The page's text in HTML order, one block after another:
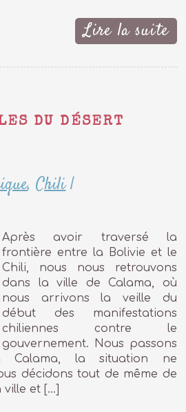
Lire la suite
DU DÉSERT
,Chili|
Après avoir traversé la
frontière entre la Bolivie et le
Chili, nous nous retrouvons
dans la ville de Calama, où
nous arrivons la veille du
début des manifestations
chiliennes contre le
gouvernement. Nous passons
Calama, la situation ne
décidons tout de même de
ville et […]